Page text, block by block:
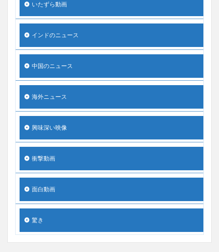
いたずら動画
インドのニュース
中国のニュース
海外ニュース
興味深い映像
衝撃動画
面白動画
驚き